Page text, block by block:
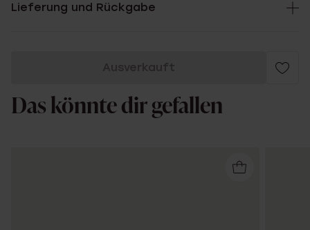
Lieferung und Rückgabe
Ausverkauft
Das könnte dir gefallen